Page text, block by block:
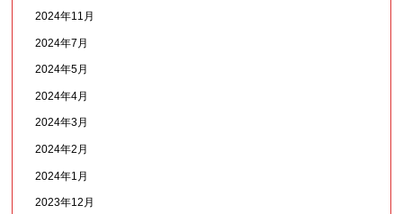
2024年11月
2024年7月
2024年5月
2024年4月
2024年3月
2024年2月
2024年1月
2023年12月